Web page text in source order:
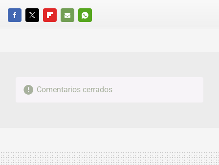
FACEBOOKTWITTERFLIPBOARD
E-
WHATSAPP
Comentarios cerrados